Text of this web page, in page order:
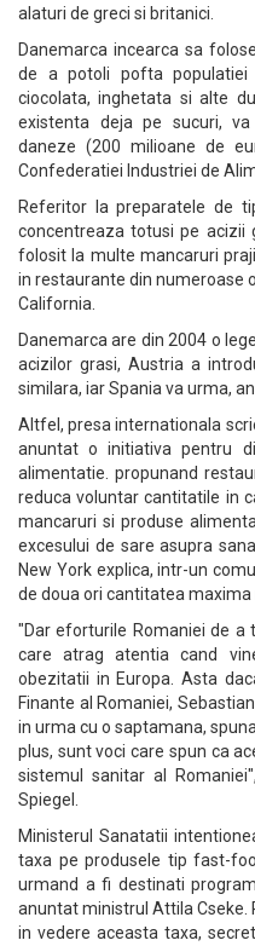
alaturi de greci si britanici.
Danemarca incearca sa
de a potoli pofta
ciocolata, inghetata si alte
existenta deja pe sucuri,
daneze (200 milioane de
Confederatiei Industriei de
Referitor la preparatele de
concentreaza totusi pe acizii
folosit la multe mancaruri
in restaurante din numeroase
California.
Danemarca are din 2004 o
acizilor grasi, Austria a
similara, iar Spania va urma,
Altfel, presa internationala
anuntat o initiativa pentru
alimentatie. propunand
reduca voluntar cantitatile in
mancaruri si produse
excesului de sare asupra
New York explica, intr-un
de doua ori cantitatea maxima
"Dar eforturile Romaniei de
care atrag atentia cand
obezitatii in Europa. Asta
Finante al Romaniei,
in urma cu o saptamana,
plus, sunt voci care spun ca
sistemul sanitar al
Spiegel.
Ministerul Sanatatii
taxa pe produsele tip fast-
urmand a fi destinati
anuntat ministrul Attila Cseke.
in vedere aceasta taxa,